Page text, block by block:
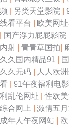
频
另类天堂影院
线看平台
欧美网
国产浮力屁屁影院
内射
青青草国拍
久久国内精品91
久久无码
人人欧
看
91午夜福利电影
利乱伦网址
|性欧
综合网上
激情五
成年人午夜网站